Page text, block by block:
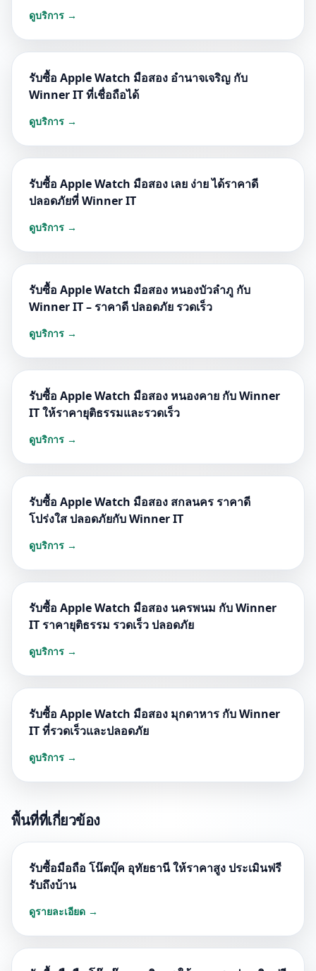
ดูบริการ →
รับซื้อ Apple Watch มือสอง อำนาจเจริญ กับ
Winner IT ที่เชื่อถือได้
ดูบริการ →
รับซื้อ Apple Watch มือสอง เลย ง่าย ได้ราคาดี
ปลอดภัยที่ Winner IT
ดูบริการ →
รับซื้อ Apple Watch มือสอง หนองบัวลำภู กับ
Winner IT – ราคาดี ปลอดภัย รวดเร็ว
ดูบริการ →
รับซื้อ Apple Watch มือสอง หนองคาย กับ Winner
IT ให้ราคายุติธรรมและรวดเร็ว
ดูบริการ →
รับซื้อ Apple Watch มือสอง สกลนคร ราคาดี
โปร่งใส ปลอดภัยกับ Winner IT
ดูบริการ →
รับซื้อ Apple Watch มือสอง นครพนม กับ Winner
IT ราคายุติธรรม รวดเร็ว ปลอดภัย
ดูบริการ →
รับซื้อ Apple Watch มือสอง มุกดาหาร กับ Winner
IT ที่รวดเร็วและปลอดภัย
ดูบริการ →
พื้นที่ที่เกี่ยวข้อง
รับซื้อมือถือ โน๊ตบุ๊ค อุทัยธานี ให้ราคาสูง ประเมินฟรี
รับถึงบ้าน
ดูรายละเอียด →